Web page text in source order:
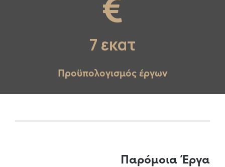
7 εκατ
Προϋπολογισμός έργων
Παρόμοια Έργα